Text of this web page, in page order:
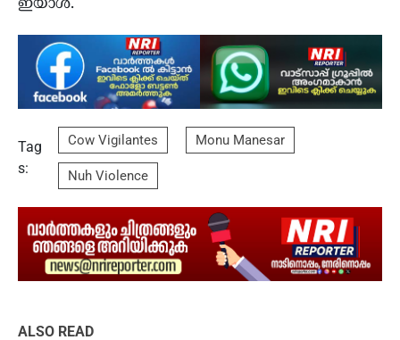
ഇയാൾ.
Tag
s:
Cow Vigilantes Monu Manesar
Nuh Violence
ALSO READ